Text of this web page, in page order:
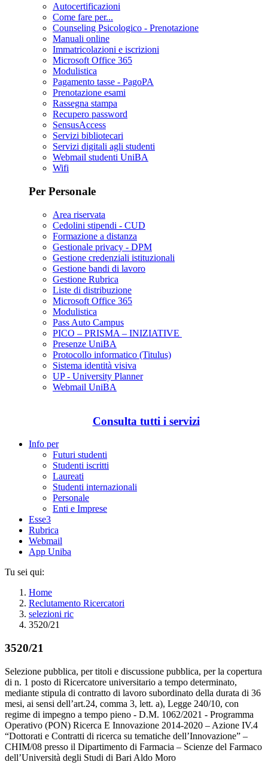
Autocertificazioni
Come fare per...
Counseling Psicologico - Prenotazione
Manuali online
Immatricolazioni e iscrizioni
Microsoft Office 365
Modulistica
Pagamento tasse - PagoPA
Prenotazione esami
Rassegna stampa
Recupero password
SensusAccess
Servizi bibliotecari
Servizi digitali agli studenti
Webmail studenti UniBA
Wifi
Per Personale
Area riservata
Cedolini stipendi - CUD
Formazione a distanza
Gestionale privacy - DPM
Gestione credenziali istituzionali
Gestione bandi di lavoro
Gestione Rubrica
Liste di distribuzione
Microsoft Office 365
Modulistica
Pass Auto Campus
PICO – PRISMA – INIZIATIVE
Presenze UniBA
Protocollo informatico (Titulus)
Sistema identità visiva
UP - University Planner
Webmail UniBA
Consulta tutti i servizi
Info per
Futuri studenti
Studenti iscritti
Laureati
Studenti internazionali
Personale
Enti e Imprese
Esse3
Rubrica
Webmail
App Uniba
Tu sei qui:
Home
Reclutamento Ricercatori
selezioni ric
3520/21
3520/21
Selezione pubblica, per titoli e discussione pubblica, per la copertura
di n. 1 posto di Ricercatore universitario a tempo determinato,
mediante stipula di contratto di lavoro subordinato della durata di 36
mesi, ai sensi dell’art.24, comma 3, lett. a), Legge 240/10, con
regime di impegno a tempo pieno - D.M. 1062/2021 - Programma
Operativo (PON) Ricerca E Innovazione 2014-2020 – Azione IV.4
“Dottorati e Contratti di ricerca su tematiche dell’Innovazione” –
CHIM/08 presso il Dipartimento di Farmacia – Scienze del Farmaco
dell’Università degli Studi di Bari Aldo Moro